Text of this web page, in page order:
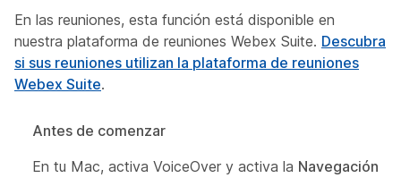
En las reuniones, esta función está disponible en
nuestra plataforma de reuniones Webex Suite. Descubra
si sus reuniones utilizan la plataforma de reuniones
Webex Suite.
Antes de comenzar
En tu Mac, activa VoiceOver y activa la Navegación